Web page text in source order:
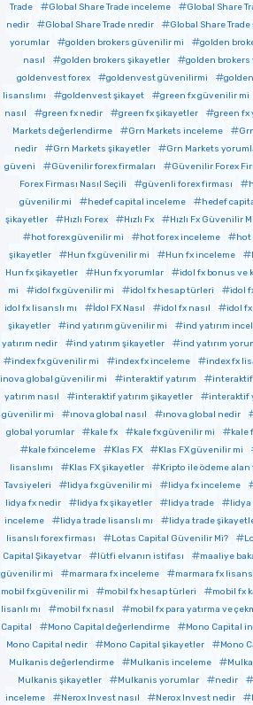
Trade
Global Share Trade inceleme Global Share
nedir
Global Share Trade nredir Global Share
yorumlar
golden brokers güvenilir mi golden
nasıl
golden brokers şikayetler golden
goldenvest forex
goldenvest güvenilirmi
lisanslımı
goldenvest şikayet green fx güvenilir mi
nasıl
green fx nedir green fx şikayetler green fx
Markets değerlendirme
Grn Markets inceleme
nedir
Grn Markets şikayetler Grn Markets
güveni
Güvenilir forex firmaları Güvenilir Forex
Forex Firması Nasıl Seçili
güvenli forex firması
güvenilir mi
hedef capital inceleme hedef
şikayetler
Hızlı Forex Hızlı Fx Hızlı Fx Güvenilir Mi
hot forex güvenilir mi
hot forex inceleme hot
şikayetler
Hun fx güvenilir mi Hun fx inceleme
Hun fx şikayetler
Hun fx yorumlar idol fx bonus ve
mi
idol fx güvenilir mi idol fx hesap türleri idol
idol fx lisanslı mı
İdol FX Nasıl idol fx nasıl idol fx
şikayetler
ind yatırım güvenilir mi ind yatırım
yatırım nedir
ind yatırım şikayetler ind yatırım
index fx güvenilir mi
index fx inceleme index fx
inova global güvenilir mi
interaktif yatırım interaktif
yatırım nasıl
interaktif yatırım şikayetler interaktif
güvenilir mi
ınova global nasıl ınova global nedir
global yorumlar
kale fx kale fx güvenilir mi kale
kale fxinceleme
Klas FX Klas FX güvenilir mi
lisanslımı
Klas FX şikayetler Kripto ile ödeme alan
Tavsiyeleri
lidya fx güvenilir mi lidya fx inceleme
lidya fx nedir
lidya fx şikayetler lidya trade lidya
inceleme
lidya trade lisanslı mı lidya trade
lisanslı forex firması
Lotas Capital Güvenilir Mi?
Capital Şikayetvar
lütfi elvanın istifası maaliye
güvenilir mi
marmara fx inceleme marmara fx
mobil fx güvenilir mi
mobil fx hesap türleri mobil fx
lisanlı mı
mobil fx nasıl mobil fx para yatırma ve
Capital
Mono Capital değerlendirme Mono Capital
Mono Capital nedir
Mono Capital şikayetler Mono
Mulkanis değerlendirme
Mulkanis inceleme
Mulkanis şikayetler
Mulkanis yorumlar nedir
inceleme
Nerox Invest nasıl Nerox Invest nedir